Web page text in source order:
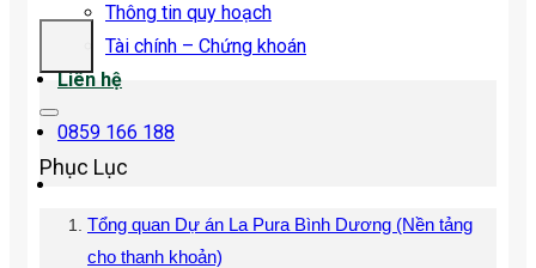
Thông tin quy hoạch
Tài chính – Chứng khoán
Liên hệ
0859 166 188
Phục Lục
Tổng quan Dự án La Pura Bình Dương (Nền tảng
cho thanh khoản)